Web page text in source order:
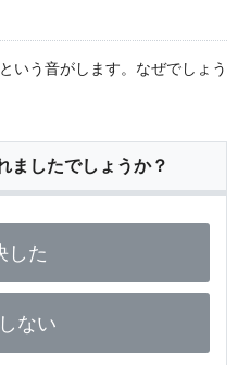
いう音がします。なぜでしょう
ましたでしょうか？
した
ない